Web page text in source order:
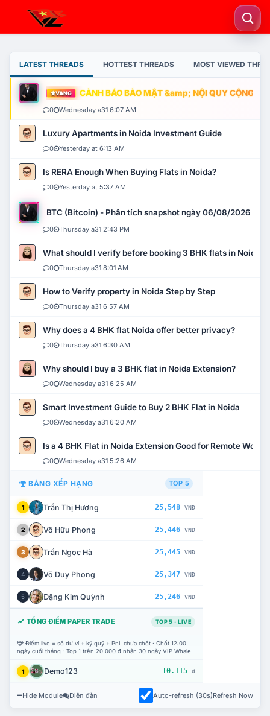
LATEST THREADS HOTTEST THREADS MOST VIEWED
VÀNG CẢNH BÁO BẢO MẬT &amp; NỘI QUY CỘNG
0 Wednesday a31 6:07 AM
Luxury Apartments in Noida Investment Guide
0 Yesterday at 6:13 AM
Is RERA Enough When Buying Flats in Noida?
0 Yesterday at 5:37 AM
BTC (Bitcoin) - Phân tích snapshot ngày 06/08/2026
0 Thursday a31 2:43 PM
What should I verify before booking 3 BHK flats in Noida?
0 Thursday a31 8:01 AM
How to Verify property in Noida Step by Step
0 Thursday a31 6:57 AM
Why does a 4 BHK flat Noida offer better privacy?
0 Thursday a31 6:30 AM
Why should I buy a 3 BHK flat in Noida Extension?
0 Wednesday a31 6:25 AM
Smart Investment Guide to Buy 2 BHK Flat in Noida
0 Wednesday a31 6:20 AM
Is a 4 BHK Flat in Noida Extension Good for Remote Work?
0 Wednesday a31 5:26 AM
BẢNG XẾP HẠNG TOP 5
1 Trần Thị Hương 25,548 VNĐ
2 Võ Hữu Phong 25,446 VNĐ
3 Trần Ngọc Hà 25,445 VNĐ
4 Võ Duy Phong 25,347 VNĐ
5 Đặng Kim Quỳnh 25,246 VNĐ
TỔNG ĐIỂM PAPER TRADE TOP 5 · LIVE
Điểm live = số dư ví + ký quỹ + PnL chưa chốt · Chốt 12:00
ngày cuối tháng · Top 1 trên 20.000 đ nhận 30 ngày VIP Whale.
1 Demo123 10.115 đ
Hide Module Diễn đàn Auto-refresh (30s)Refresh Now